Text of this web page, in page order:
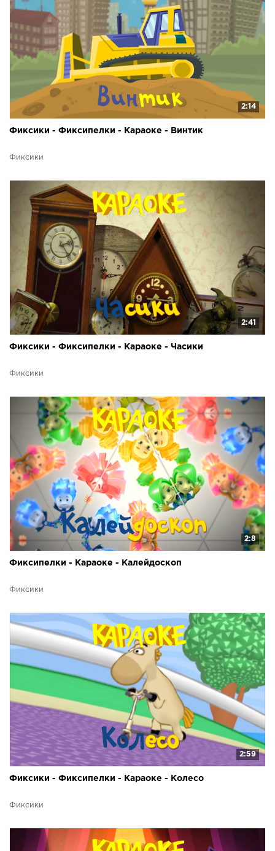
2:14
Фиксики - Фиксипелки - Караоке - Винтик
Фиксики
2:41
Фиксики - Фиксипелки - Караоке - Часики
Фиксики
2:8
Фиксипелки - Караоке - Калейдоскоп
Фиксики
2:59
Фиксики - Фиксипелки - Караоке - Колесо
Фиксики